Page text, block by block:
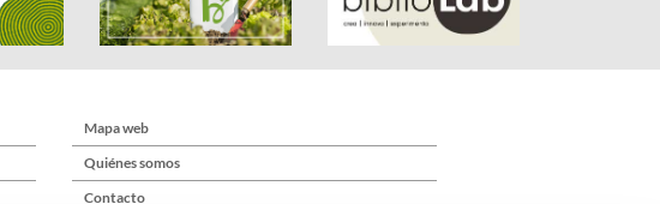
Mapa web
Quiénes somos
Contacto